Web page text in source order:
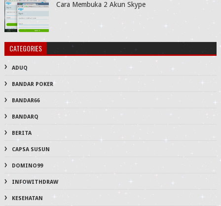
Cara Membuka 2 Akun Skype
CATEGORIES
ADUQ
BANDAR POKER
BANDAR66
BANDARQ
BERITA
CAPSA SUSUN
DOMINO99
INFOWITHDRAW
KESEHATAN